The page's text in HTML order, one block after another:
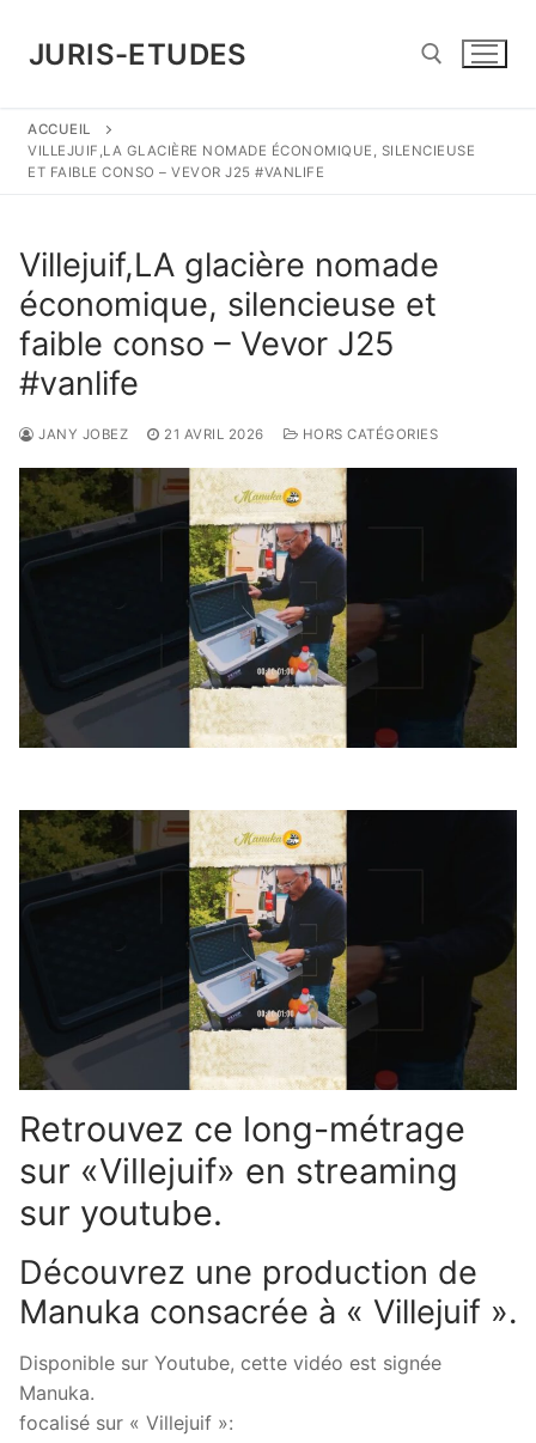
contenu
JURIS-ETUDES
Rechercher :
ACCUEIL
VILLEJUIF,LA GLACIÈRE NOMADE ÉCONOMIQUE, SILENCIEUSE
ET FAIBLE CONSO – VEVOR J25 #VANLIFE
Villejuif,LA glacière nomade
économique, silencieuse et
faible conso – Vevor J25
#vanlife
JANY JOBEZ 21 AVRIL 2026 HORS CATÉGORIES
Retrouvez ce long-métrage
sur «Villejuif» en streaming
sur youtube.
Découvrez une production de
Manuka consacrée à « Villejuif ».
Disponible sur Youtube, cette vidéo est signée
Manuka.
focalisé sur « Villejuif »: